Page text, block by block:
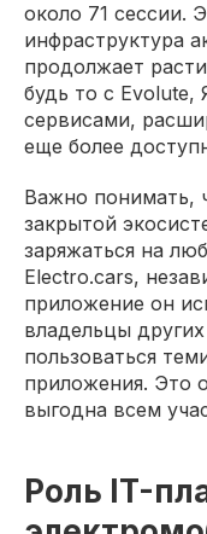
около 71 сессии.
инфраструктура
продолжает
будь то с
сервисами,
еще более
Важно понимать,
закрытой
заряжаться на
Electro.cars,
приложение он
владельцы
пользоваться
приложения. Это
выгодна всем
Роль IT-